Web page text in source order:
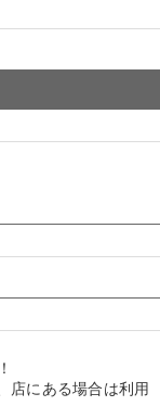
店にある場合は利用